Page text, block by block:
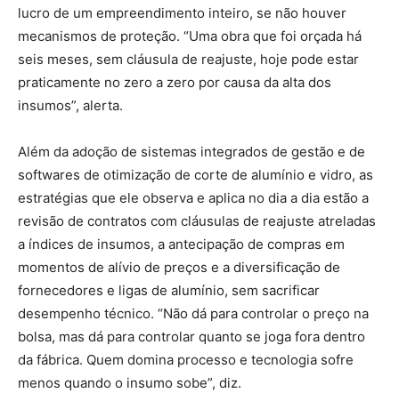
lucro de um empreendimento inteiro, se não houver
mecanismos de proteção. “Uma obra que foi orçada há
seis meses, sem cláusula de reajuste, hoje pode estar
praticamente no zero a zero por causa da alta dos
insumos”, alerta.
Além da adoção de sistemas integrados de gestão e de
softwares de otimização de corte de alumínio e vidro, as
estratégias que ele observa e aplica no dia a dia estão a
revisão de contratos com cláusulas de reajuste atreladas
a índices de insumos, a antecipação de compras em
momentos de alívio de preços e a diversificação de
fornecedores e ligas de alumínio, sem sacrificar
desempenho técnico. “Não dá para controlar o preço na
bolsa, mas dá para controlar quanto se joga fora dentro
da fábrica. Quem domina processo e tecnologia sofre
menos quando o insumo sobe”, diz.